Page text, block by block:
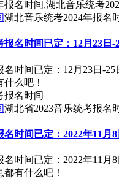
湖北音乐统考2024年报名
名时间已定：12月23日-
名时间已定：12月23日-
么吧！
湖北省2023音乐统考报名
时间已定：2022年11月8
名时间已定：2022年11
有什么吧！